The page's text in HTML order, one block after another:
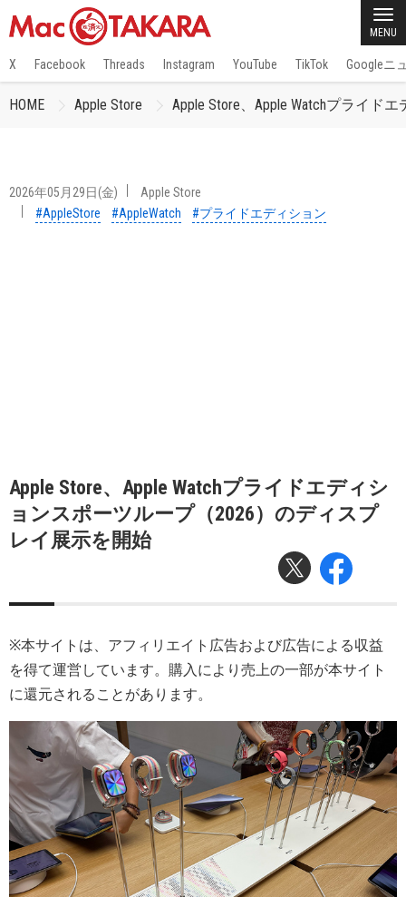
MENU
X Facebook Threads Instagram YouTube TikTok Googleニ
HOME Apple Store Apple Store、Apple Watchプライド
2026年05月29日(金)
Apple Store
#AppleStore
#AppleWatch #プライドエディション
Apple Store、Apple Watchプライドエディシ
ョンスポーツループ（2026）のディスプ
レイ展示を開始
※本サイトは、アフィリエイト広告および広告による収益
を得て運営しています。購入により売上の一部が本サイト
に還元されることがあります。